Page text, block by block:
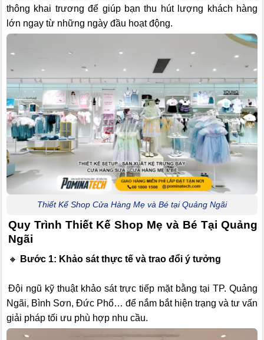
thông khai trương để giúp bạn thu hút lượng khách hàng
lớn ngay từ những ngày đầu hoạt động.
Thiết Kế Shop Cửa Hàng Mẹ và Bé tại Quảng Ngãi
Quy Trình Thiết Kế Shop Mẹ và Bé Tại Quảng
Ngãi
🔸 Bước 1: Khảo sát thực tế và trao đổi ý tưởng
Đội ngũ kỹ thuật khảo sát trực tiếp mặt bằng tại TP. Quảng
Ngãi, Bình Sơn, Đức Phổ… để nắm bắt hiện trạng và tư vấn
giải pháp tối ưu phù hợp nhu cầu.